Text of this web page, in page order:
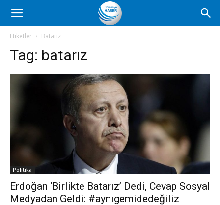
Romanya
Haber
Etiketler Batarız
Tag: batarız
Politika
Erdoğan ‘Birlikte Batarız’ Dedi, Cevap Sosyal
Medyadan Geldi: #aynıgemidedeğiliz